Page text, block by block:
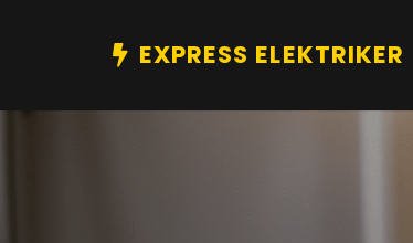
EXPRESS ELEKTRIKER